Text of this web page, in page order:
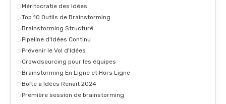
Méritocratie des Idées
Top 10 Outils de Brainstorming
Brainstorming Structuré
Pipeline d'Idées Continu
Prévenir le Vol d'Idées
Crowdsourcing pour les équipes
Brainstorming En Ligne et Hors Ligne
Boîte à Idées Renaît 2024
Première session de brainstorming